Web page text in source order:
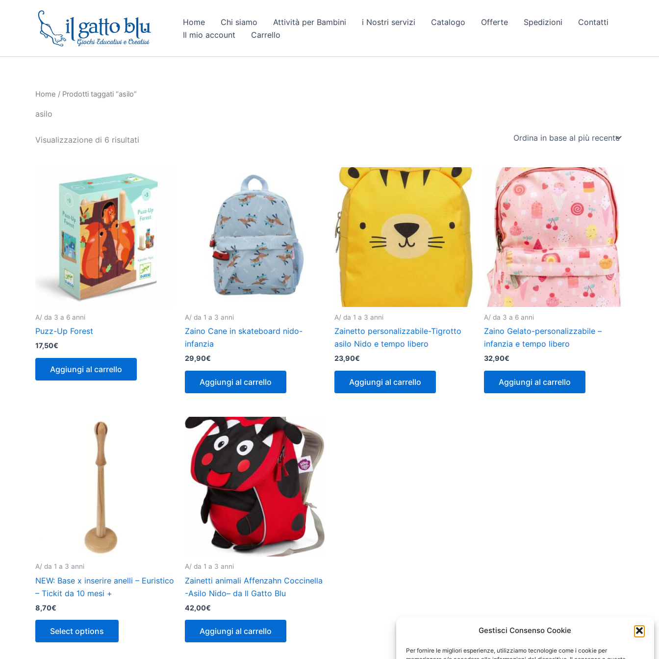
Gestisci Consenso Cookie
Per fornire le migliori esperienze, utilizziamo tecnologie come i cookie per
Home Chi siamo Attività per Bambini i Nostri servizi Catalogo Offerte Spedizioni
Contatti
Il mio account
Carrello
Home / Prodotti taggati “asilo”
asilo
Visualizzazione di 6 risultati
al
più
recente
A/ da 3 a 6 anni
Puzz-Up Forest
17,50€
Aggiungi al carrello
A/ da 1 a 3 anni
Zaino Cane in skateboard nido-
infanzia
29,90€
Aggiungi al carrello
A/ da 1 a 3 anni
Zainetto personalizzabile-Tigrotto
asilo Nido e tempo libero
23,90€
Aggiungi al carrello
A/ da 3 a 6 anni
Zaino Gelato-personalizzabile –
infanzia e tempo libero
32,90€
Aggiungi al carrello
A/ da 1 a 3 anni
NEW: Base x inserire anelli – Euristico
– Tickit da 10 mesi +
8,70€
Select options
A/ da 1 a 3 anni
Zainetti animali Affenzahn Coccinella
-Asilo Nido– da Il Gatto Blu
42,00€
Aggiungi al carrello